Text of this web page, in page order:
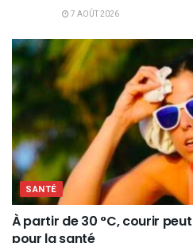
7 AOÛT 2026
SANTÉ
À partir de 30 °C, courir
pour la santé